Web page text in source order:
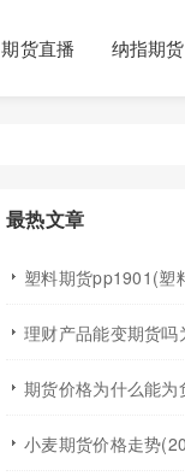
期货直播 纳指期货
最热文章